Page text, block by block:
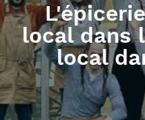
local dans
local